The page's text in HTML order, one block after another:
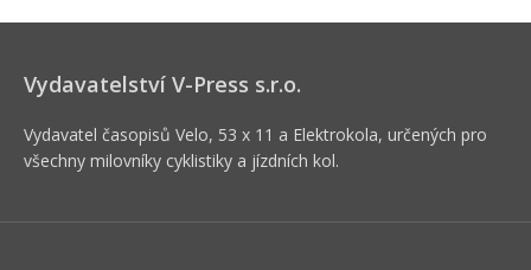
Vydavatelství V-Press s.r.o.
Vydavatel časopisů Velo, 53 x 11 a Elektrokola, určených pro
všechny milovníky cyklistiky a jízdních kol.